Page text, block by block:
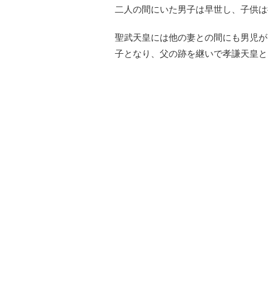
二人の間にいた男子は早世し、子供
聖武天皇には他の妻との間にも男児
子となり、父の跡を継いで孝謙天皇